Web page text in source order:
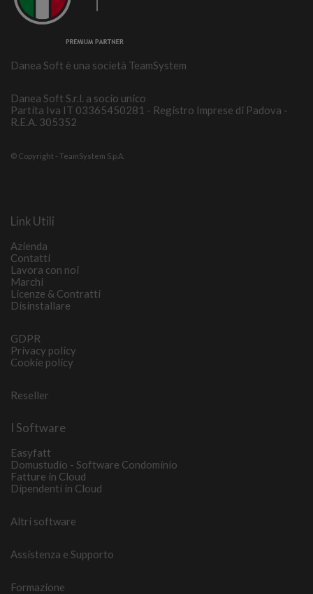
Danea Soft è una società TeamSystem
Danea Soft S.r.l. a socio unico
Partita Iva IT 03365450281 - Registro Imprese di Padova -
R.E.A. 305352
© Copyright - TeamSystem S.p.A.
Link Utili
Azienda
Contatti
Lavora con noi
Marchi
Licenze & Contratti
Disinstallare
GDPR
Privacy policy
Cookie policy
Reseller
I Software
Easyfatt
Domustudio - Software Condominio
Fatture in Cloud
Dipendenti in Cloud
Altri software
Assistenza e Supporto
Formazione